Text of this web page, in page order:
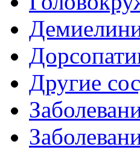
Другие